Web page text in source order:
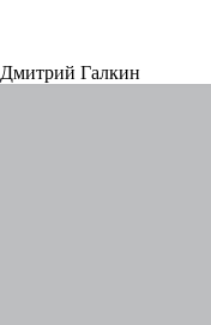
Дмитрий Галкин